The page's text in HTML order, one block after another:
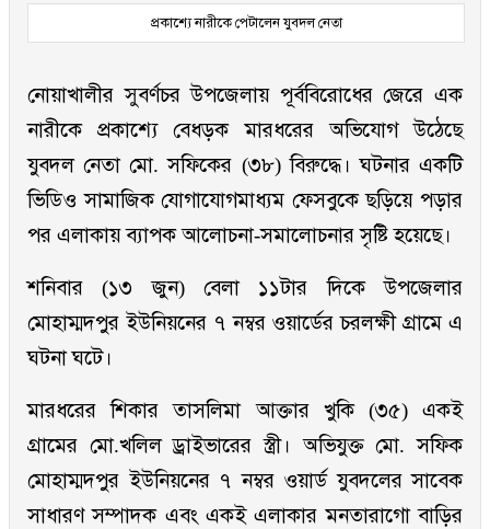
প্রকাশ্যে নারীকে পেটালেন যুবদল নেতা
নোয়াখালীর সুবর্ণচর উপজেলায় পূর্ববিরোধের জেরে এক
নারীকে প্রকাশ্যে বেধড়ক মারধরের অভিযোগ উঠেছে
যুবদল নেতা মো. সফিকের (৩৮) বিরুদ্ধে। ঘটনার একটি
ভিডিও সামাজিক যোগাযোগমাধ্যম ফেসবুকে ছড়িয়ে পড়ার
পর এলাকায় ব্যাপক আলোচনা-সমালোচনার সৃষ্টি হয়েছে।
শনিবার (১৩ জুন) বেলা ১১টার দিকে উপজেলার
মোহাম্মদপুর ইউনিয়নের ৭ নম্বর ওয়ার্ডের চরলক্ষী গ্রামে এ
ঘটনা ঘটে।
মারধরের শিকার তাসলিমা আক্তার খুকি (৩৫) একই
গ্রামের মো.খলিল ড্রাইভারের স্ত্রী। অভিযুক্ত মো. সফিক
মোহাম্মদপুর ইউনিয়নের ৭ নম্বর ওয়ার্ড যুবদলের সাবেক
সাধারণ সম্পাদক এবং একই এলাকার মনতারাগো বাড়ির